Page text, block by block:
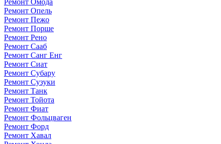
Ремонт Омода
Ремонт Опель
Ремонт Пежо
Ремонт Порше
Ремонт Рено
Ремонт Сааб
Ремонт Санг Енг
Ремонт Сиат
Ремонт Субару
Ремонт Сузуки
Ремонт Танк
Ремонт Тойота
Ремонт Фиат
Ремонт Фольцваген
Ремонт Форд
Ремонт Хавал